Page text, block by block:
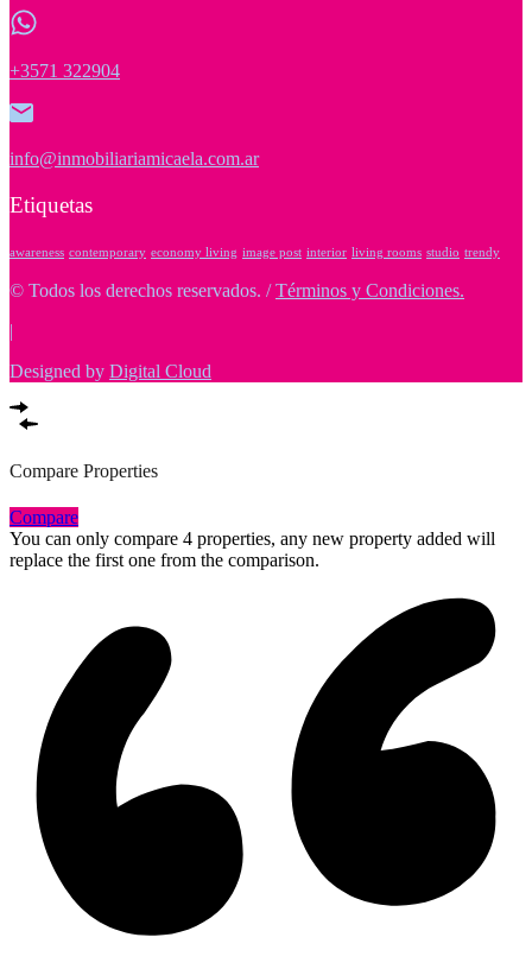
+3571 322904
info@inmobiliariamicaela.com.ar
Etiquetas
awareness contemporary economy living image post interior living rooms studio trendy
© Todos los derechos reservados. /Términos y Condiciones.
|
Designed by Digital Cloud
Compare Properties
Compare
You can only compare 4 properties, any new property added will
replace the first one from the comparison.